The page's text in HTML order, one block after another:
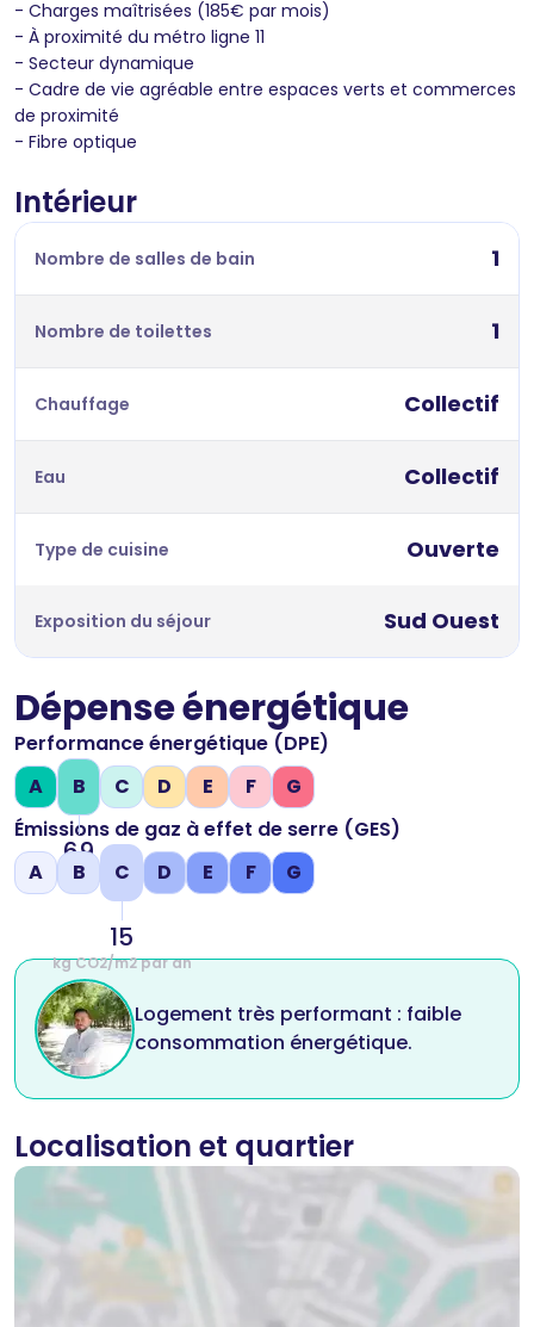
- Charges maîtrisées (185€ par mois)
- À proximité du métro ligne 11
- Secteur dynamique
- Cadre de vie agréable entre espaces verts et commerces
de proximité
- Fibre optique
Intérieur
Nombre de salles de bain 1
Nombre de toilettes 1
Chauffage Collectif
Eau Collectif
Type de cuisine Ouverte
Exposition du séjour Sud Ouest
Dépense énergétique
Performance énergétique (DPE)
A
B
69
kWh/m2 par an
C D E F
G
Émissions de gaz à effet de serre (GES)
A
B C
15
kg CO2/m2 par an
D E F G
Logement très performant : faible
consommation énergétique.
Localisation et quartier